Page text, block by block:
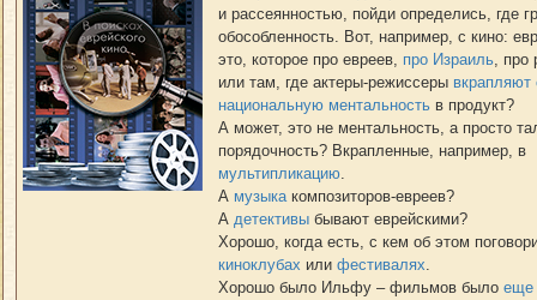
и рассеянностью, пойди определись, где
обособленность. Вот, например, с кино:
это, которое про евреев, про Израиль, про
или там, где актеры-режиссеры
национальную ментальность в продукт?
А может, это не ментальность, а просто
порядочность? Вкрапленные, например, в
мультипликацию.
А музыкакомпозиторов-евреев?
Адетективы бывают еврейскими?
Хорошо, когда есть, с кем об этом
киноклубах илифестивалях.
Хорошо было Ильфу – фильмов былоеще